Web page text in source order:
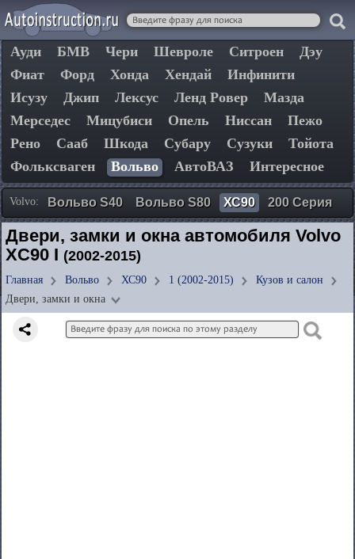
Ауди БМВ Чери Шевроле Ситроен
Дэу
Фиат
Форд Хонда Хендай
Инфинити
Исузу
Джип Лексус Ленд Ровер
Мазда
Мерседес
Мицубиси Опель Ниссан
Пежо
Рено
Сааб Шкода Субару Сузуки
Тойота
Фольксваген
Вольво АвтоВАЗ Интересное
Volvo: Вольво S40 Вольво S80 ХС90 200 Серия
Двери, замки и окна автомобиля Volvo
XC90 I (2002-2015)
Главная Вольво ХС90 1 (2002-2015)
Кузов и салон
Двери, замки и окна